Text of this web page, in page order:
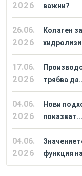
2026
важни?
26.06.
2026
Колаген
17.06.
2026
трябва
04.06.
2026
Нови
показват...
04.06.
2026
функция